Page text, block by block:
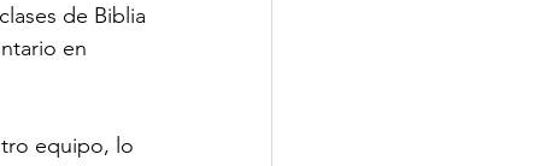
de Biblia
en
equipo, lo